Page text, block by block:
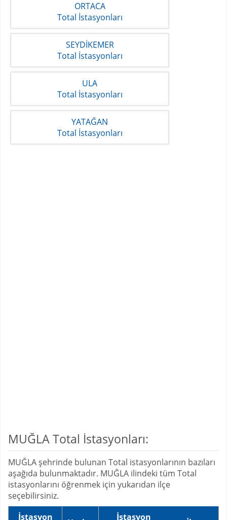
ORTACA
Total İstasyonları
SEYDİKEMER
Total İstasyonları
ULA
Total İstasyonları
YATAĞAN
Total İstasyonları
MUĞLA Total İstasyonları:
MUĞLA şehrinde bulunan Total istasyonlarının bazıları
aşağıda bulunmaktadır. MUĞLA ilindeki tüm Total
istasyonlarını öğrenmek için yukarıdan ilçe
seçebilirsiniz.
İstasyon
İstasyon